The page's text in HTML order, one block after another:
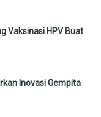
Vaksinasi HPV Buat
Inovasi Gempita